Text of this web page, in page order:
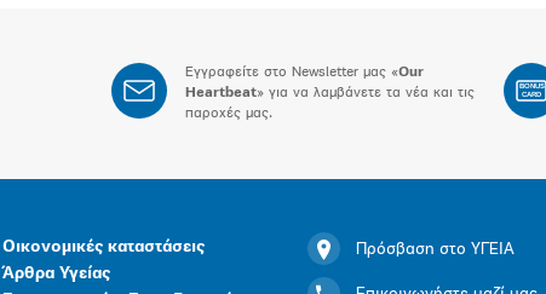
Εγγραφείτε στο Newsletter μας «Our
Heartbeat» για να λαμβάνετε τα νέα και τις
παροχές μας.
BONUS
CARD
Οικονομικές καταστάσεις
Άρθρα Υγείας
Πρόσβαση στο ΥΓΕΙΑ